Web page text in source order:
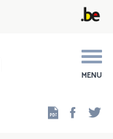
MENU